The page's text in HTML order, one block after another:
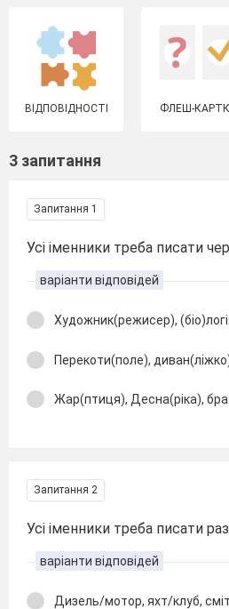
ВІДПОВІДНОСТІ ФЛЕШ-
3 запитання
Запитання 1
Усі іменники треба писати
варіанти відповідей
Художник(режисер),
Перекоти(поле),
Жар(птиця), Десна(ріка),
Запитання 2
Усі іменники треба писати
варіанти відповідей
Дизель/мотор, яхт/клуб,